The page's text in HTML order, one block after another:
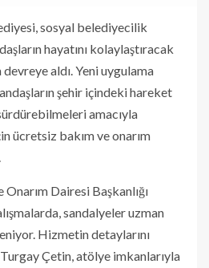
sosyal belediyecilik
hayatını kolaylaştıracak
aldı. Yeni uygulama
şehir içindeki hareket
amacıyla
ücretsiz bakım ve onarım
Dairesi Başkanlığı
sandalyeler uzman
Hizmetin detaylarını
Çetin, atölye imkanlarıyla